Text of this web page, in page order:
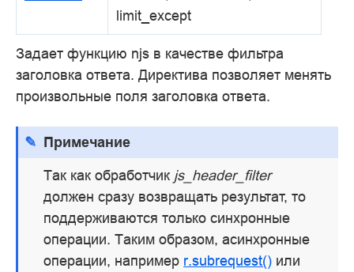
limit_except
Задает функцию njs в качестве фильтра
заголовка ответа. Директива позволяет менять
произвольные поля заголовка ответа.
Примечание
Так как обработчик js_header_filter
должен сразу возвращать результат, то
поддерживаются только синхронные
операции. Таким образом, асинхронные
операции, например r.subrequest() или